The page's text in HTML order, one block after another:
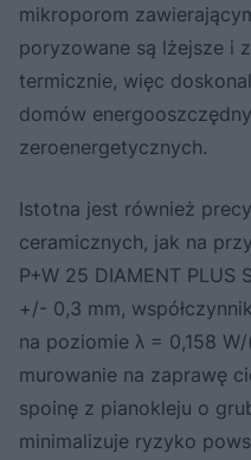
mikroporom
poryzowane są lżejsze i
termicznie, więc
domów
zeroenergetycznych.
Istotna jest również
ceramicznych, jak na
P+W 25 DIAMENT PLUS
+/- 0,3 mm,
na poziomie λ = 0,158
murowanie na zaprawę
spoinę z pianokleju o
minimalizuje ryzyko